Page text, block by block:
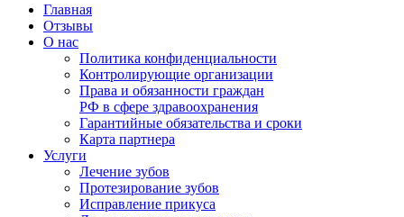
Главная
Отзывы
О нас
Политика конфиденциальности
Контролирующие организации
Права и обязанности граждан
РФ в сфере здравоохранения
Гарантийные обязательства и сроки
Карта партнера
Услуги
Лечение зубов
Протезирование зубов
Исправление прикуса